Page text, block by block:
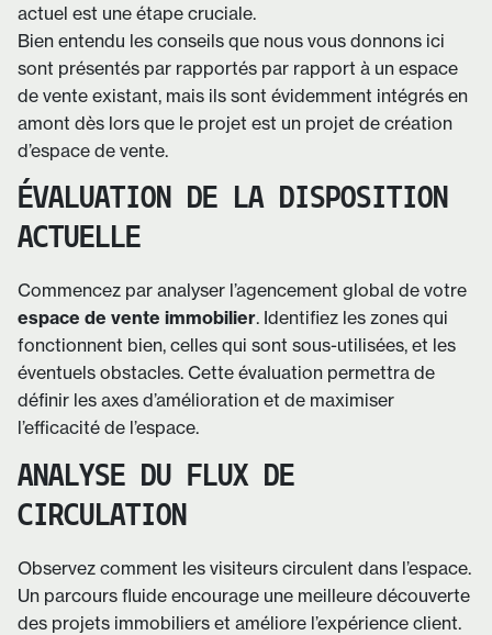
actuel est une étape cruciale.
Bien entendu les conseils que nous vous donnons ici
sont présentés par rapportés par rapport à un espace
de vente existant, mais ils sont évidemment intégrés en
amont dès lors que le projet est un projet de création
d’espace de vente.
ÉVALUATION DE LA DISPOSITION
ACTUELLE
Commencez par analyser l’agencement global de votre
espace de vente immobilier. Identifiez les zones qui
fonctionnent bien, celles qui sont sous-utilisées, et les
éventuels obstacles. Cette évaluation permettra de
définir les axes d’amélioration et de maximiser
l’efficacité de l’espace.
ANALYSE DU FLUX DE
CIRCULATION
Observez comment les visiteurs circulent dans l’espace.
Un parcours fluide encourage une meilleure découverte
des projets immobiliers et améliore l’expérience client.